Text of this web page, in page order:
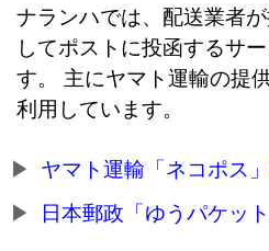
ナランハでは、配送業者
してポストに投函するサ
す。 主にヤマト運輸の提
利用しています。
ヤマト運輸「ネコポス
日本郵政「ゆうパケッ